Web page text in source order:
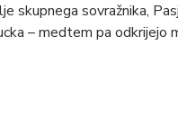
skupnega sovražnika,
– medtem pa odkrijejo